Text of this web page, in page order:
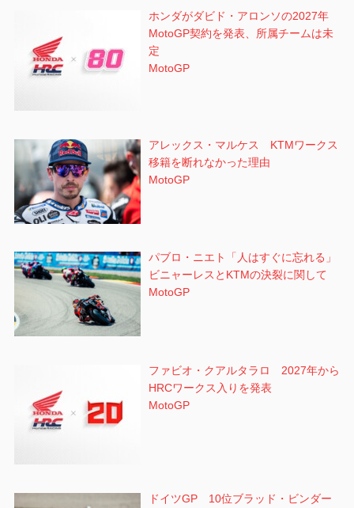
ホンダがダビド・アロンソの2027年
MotoGP契約を発表、所属チームは未
定
MotoGP
アレックス・マルケス KTMワークス
移籍を断れなかった理由
MotoGP
パブロ・ニエト「人はすぐに忘れる」
ビニャーレスとKTMの決裂に関して
MotoGP
ファビオ・クアルタラロ 2027年から
HRCワークス入りを発表
MotoGP
ドイツGP 10位ブラッド・ビンダー